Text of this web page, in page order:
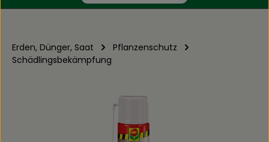
Erden, Dünger, Saat
Pflanzenschutz
Schädlingsbekämpfung
Bildergalerie überspringen